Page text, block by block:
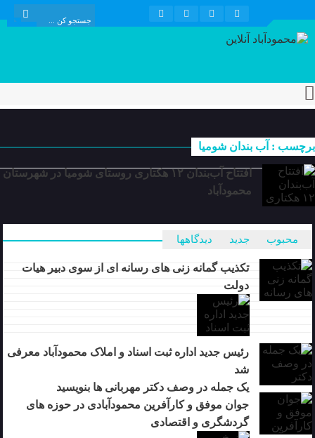
برچسب : آب بندان شومیا
افتتاح آب‌بندان ۱۲ هکتاری روستای شومیا در شهرستان
محمودآباد
محبوب جدید دیدگاهها
تکذیب گمانه زنی های رسانه ای از سوی دبیر هیات
دولت
رئیس جدید اداره ثبت اسناد و املاک محمودآباد معرفی
شد
یک جمله در وصف دکتر مهربانی ها بنویسید
جوان موفق و کارآفرین محمودآبادی در حوزه های
گردشگری و اقتصادی